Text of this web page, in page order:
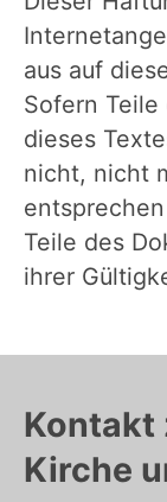
aus auf
Sofern
dieses
nicht, nicht
Teile des
ihrer
Kontakt
Kirche